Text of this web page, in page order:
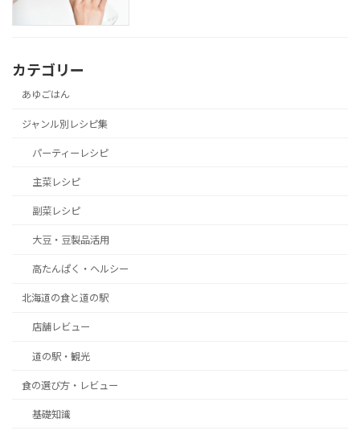
カテゴリー
あゆごはん
ジャンル別レシピ集
パーティーレシピ
主菜レシピ
副菜レシピ
大豆・豆製品活用
高たんぱく・ヘルシー
北海道の食と道の駅
店舗レビュー
道の駅・観光
食の選び方・レビュー
基礎知識